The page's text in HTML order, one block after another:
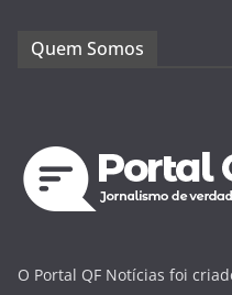
Quem Somos
O Portal QF Notícias foi